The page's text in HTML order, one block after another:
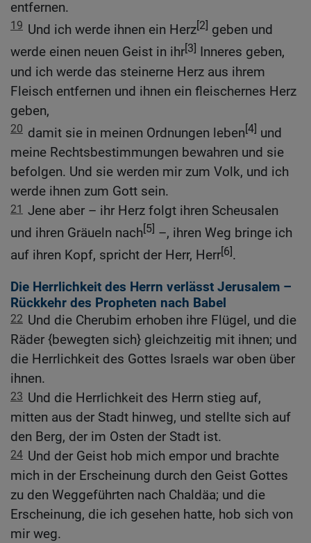
entfernen.
19 Und ich werde ihnen ein Herz[2] geben und
werde einen neuen Geist in ihr[3] Inneres geben,
und ich werde das steinerne Herz aus ihrem
Fleisch entfernen und ihnen ein fleischernes Herz
geben,
20 damit sie in meinen Ordnungen leben[4] und
meine Rechtsbestimmungen bewahren und sie
befolgen. Und sie werden mir zum Volk, und ich
werde ihnen zum Gott sein.
21 Jene aber – ihr Herz folgt ihren Scheusalen
und ihren Gräueln nach[5] –, ihren Weg bringe ich
auf ihren Kopf, spricht der Herr, Herr[6].
Die Herrlichkeit des Herrn verlässt Jerusalem –
Rückkehr des Propheten nach Babel
22 Und die Cherubim erhoben ihre Flügel, und die
Räder {bewegten sich} gleichzeitig mit ihnen; und
die Herrlichkeit des Gottes Israels war oben über
ihnen.
23 Und die Herrlichkeit des Herrn stieg auf,
mitten aus der Stadt hinweg, und stellte sich auf
den Berg, der im Osten der Stadt ist.
24 Und der Geist hob mich empor und brachte
mich in der Erscheinung durch den Geist Gottes
zu den Weggeführten nach Chaldäa; und die
Erscheinung, die ich gesehen hatte, hob sich von
mir weg.